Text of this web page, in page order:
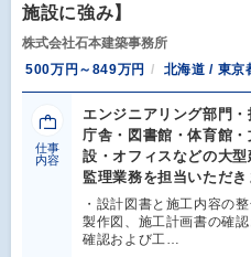
施設に強み】
株式会社石本建築事務所
500万円～849万円
北海道 / 東京
仕事
内容
エンジニアリング部門
庁舎・図書館・体育館
設・オフィスなどの大
監理業務を担当いただき
・設計図書と施工内容の
製作図、施工計画書の確
確認および工…